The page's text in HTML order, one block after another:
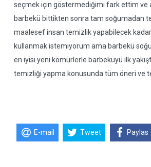
seçmek için göstermediğimi fark ettim ve
barbekü bittikten sonra tam soğumadan
maalesef insan temizlik yapabilecek
kullanmak istemiyorum ama barbekü
en iyisi yeni kömürlerle barbeküyü ilk
temizliği yapma konusunda tüm öneri ve
E-mail Tweet Paylas